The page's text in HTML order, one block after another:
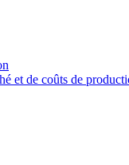
et de coûts de